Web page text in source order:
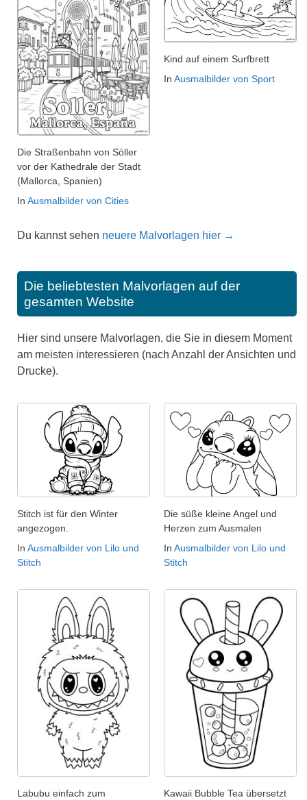
Die Straßenbahn von Sóller
vor der Kathedrale der Stadt
(Mallorca, Spanien)
In Ausmalbilder von Cities
Kind auf einem Surfbrett
In Ausmalbilder von Sport
Du kannst sehen neuere Malvorlagen hier →
Die beliebtesten Malvorlagen auf der
gesamten Website
Hier sind unsere Malvorlagen, die Sie in diesem Moment
am meisten interessieren (nach Anzahl der Ansichten und
Drucke).
Stitch ist für den Winter
angezogen.
In Ausmalbilder von Lilo und
Stitch
Die süße kleine Angel und
Herzen zum Ausmalen
In Ausmalbilder von Lilo und
Stitch
Labubu einfach zum Kawaii Bubble Tea übersetzt